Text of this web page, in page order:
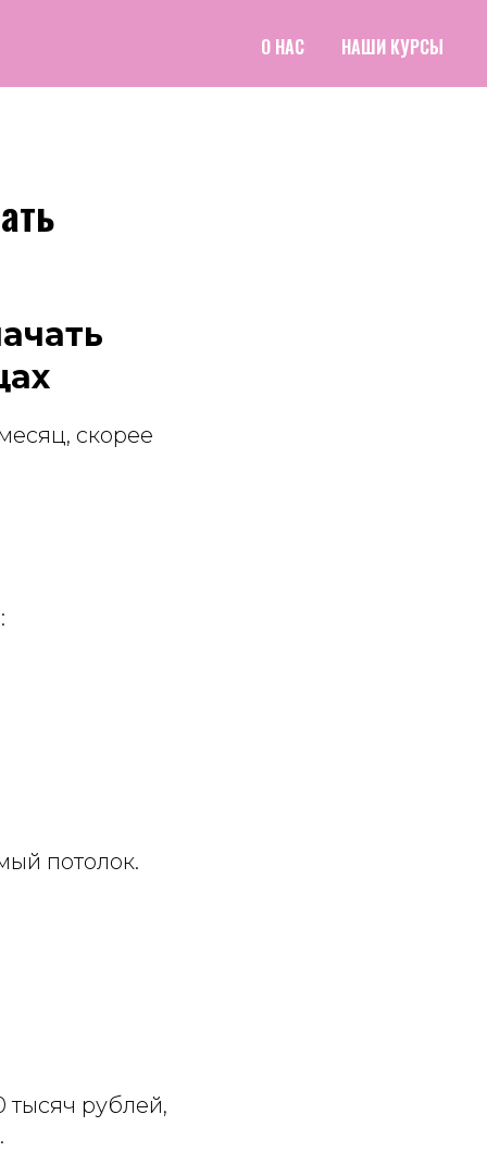
О НАС НАШИ КУРСЫ
скорее
потолок.
тысяч рублей,